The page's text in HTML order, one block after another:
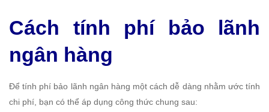
Cách tính phí bảo lãnh
ngân hàng
Để tính phí bảo lãnh ngân hàng một cách dễ dàng nhằm ước tính
chi phí, bạn có thể áp dụng công thức chung sau: